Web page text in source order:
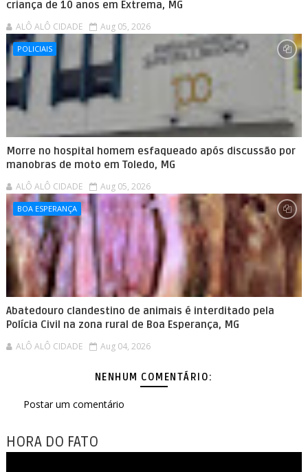
criança de 10 anos em Extrema, MG
ALÔ ALÔ CIDADE Aug 05, 2026
POLICIAIS
Morre no hospital homem esfaqueado após discussão por
manobras de moto em Toledo, MG
ALÔ ALÔ CIDADE Aug 05, 2026
BOA ESPERANÇA
Abatedouro clandestino de animais é interditado pela
Polícia Civil na zona rural de Boa Esperança, MG
ALÔ ALÔ CIDADE Aug 04, 2026
NENHUM COMENTÁRIO:
Postar um comentário
HORA DO FATO